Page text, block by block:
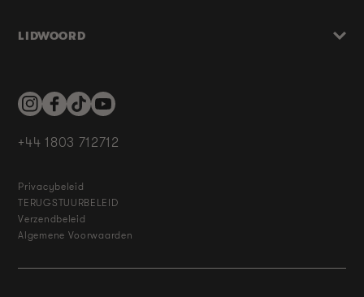
LIDWOORD
InstagramFacebookTikTokYouTube
+44 1803 712712
Privacybeleid
TERUGSTUURBELEID
Verzendbeleid
Algemene Voorwaarden